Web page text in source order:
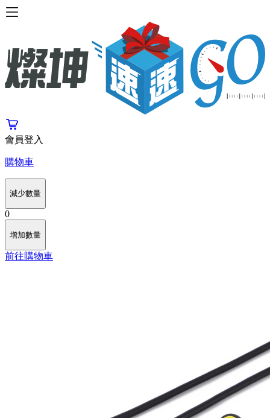
會員登入
購物車
減少數量
0
增加數量
前往購物車